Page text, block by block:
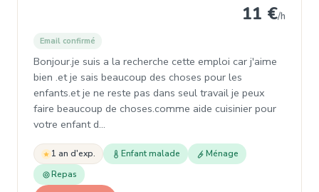
11 €/h
Email confirmé
Bonjour.je suis a la recherche cette emploi car j'aime
bien .et je sais beaucoup des choses pour les
enfants.et je ne reste pas dans seul travail je peux
faire beaucoup de choses.comme aide cuisinier pour
votre enfant d…
1 an d'exp. Enfant malade
Ménage
Repas